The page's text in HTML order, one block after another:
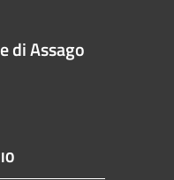
di Assago